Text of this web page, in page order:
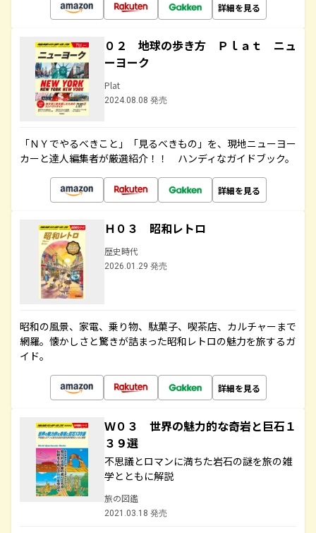
詳細を見る
０２ 地球の歩き方 Ｐｌａｔ ニュ
ーヨーク
Plat
2024.08.08 発売
「ＮＹでやるべきこと」「見るべきもの」を、現地ニューヨー
カーと達人編集者が厳選紹介！！ ハンディなガイドブック。
詳細を見る
Ｈ０３ 昭和レトロ
歴史時代
2026.01.29 発売
昭和の風景、家電、乗り物、駄菓子、喫茶店、カルチャーまで
網羅。懐かしさと驚きが詰まった昭和レトロの魅力を旅するガ
イド。
詳細を見る
Ｗ０３ 世界の魅力的な奇岩と巨石１
３９選
不思議とロマンに満ちた岩石の謎を旅の雑
学とともに解説
旅の図鑑
2021.03.18 発売